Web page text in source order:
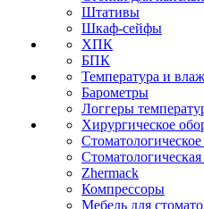
Штативы
Шкаф-сейфы
ХПК
БПК
Температура и
Барометры
Логгеры
Хирургическое
Zhermack
Компрессоры
Мебель для